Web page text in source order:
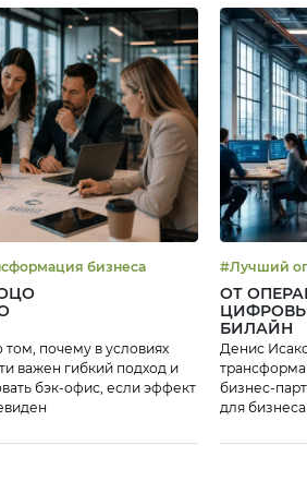
ОЦО #Трансформация бизнеса
почему в условиях
важен гибкий подход и
бэк-офис, если эффект
ОТ
БИЛАЙН
Денис
бизнес-
для